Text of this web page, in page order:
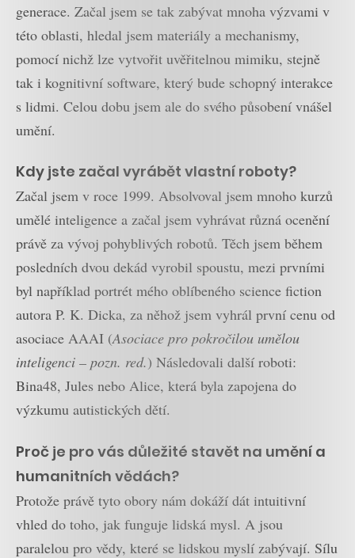
generace. Začal jsem se tak zabývat mnoha výzvami v
této oblasti, hledal jsem materiály a mechanismy,
pomocí nichž lze vytvořit uvěřitelnou mimiku, stejně
tak i kognitivní software, který bude schopný interakce
s lidmi. Celou dobu jsem ale do svého působení vnášel
umění.
Kdy jste začal vyrábět vlastní roboty?
Začal jsem v roce 1999. Absolvoval jsem mnoho kurzů
umělé inteligence a začal jsem vyhrávat různá ocenění
právě za vývoj pohyblivých robotů. Těch jsem během
posledních dvou dekád vyrobil spoustu, mezi prvními
byl například portrét mého oblíbeného science fiction
autora P. K. Dicka, za něhož jsem vyhrál první cenu od
asociace AAAI (Asociace pro pokročilou umělou
inteligenci – pozn. red.) Následovali další roboti:
Bina48, Jules nebo Alice, která byla zapojena do
výzkumu autistických dětí.
Proč je pro vás důležité stavět na umění a
humanitních vědách?
Protože právě tyto obory nám dokáží dát intuitivní
vhled do toho, jak funguje lidská mysl. A jsou
paralelou pro vědy, které se lidskou myslí zabývají. Sílu